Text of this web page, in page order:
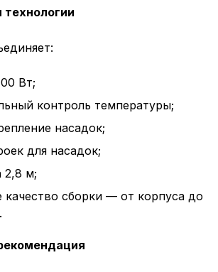
Вт;
контроль температуры;
насадок;
для насадок;
2,8 м;
качество сборки — от корпуса до